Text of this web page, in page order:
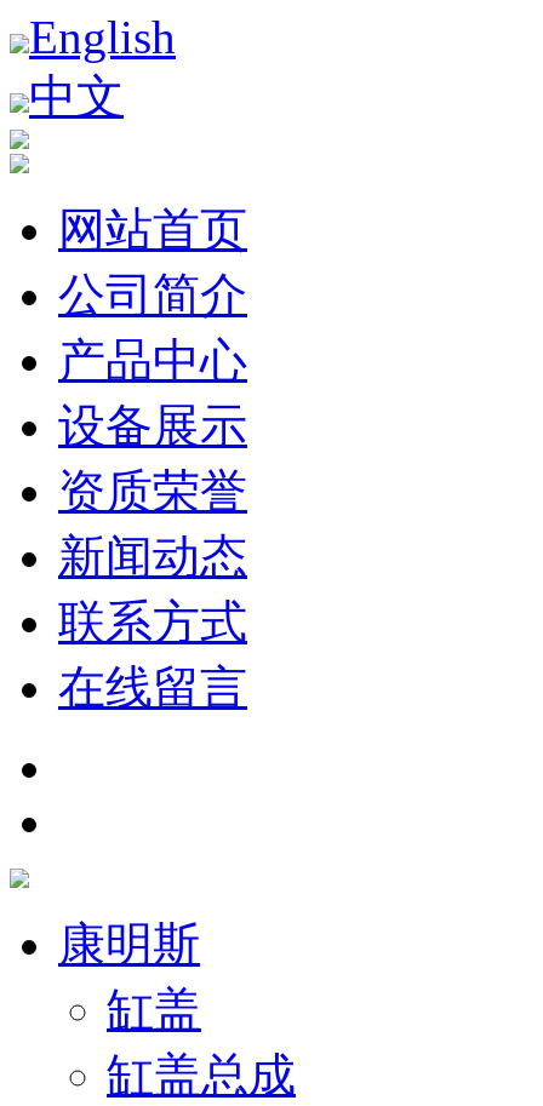
English
中文
网站首页
公司简介
产品中心
设备展示
资质荣誉
新闻动态
联系方式
在线留言
康明斯
缸盖
缸盖总成